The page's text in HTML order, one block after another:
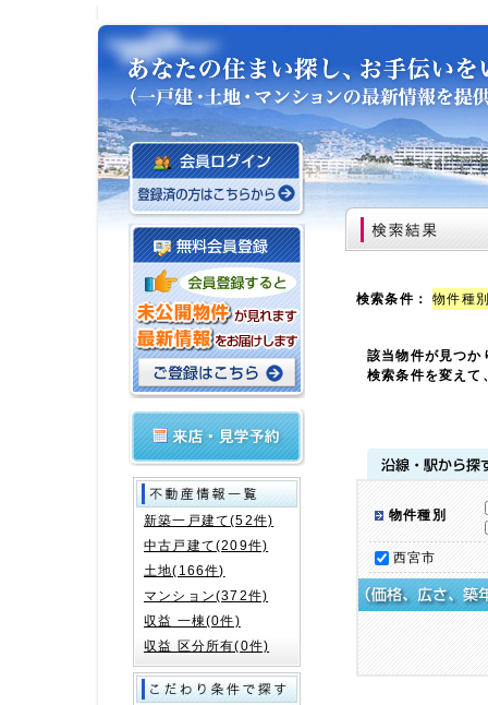
検索条件：物件種
該当物件が見つか
検索条件を変えて
物件種別
西宮市
新築一戸建て(52件)
中古戸建て(209件)
土地(166件)
マンション(372件)
収益 一棟(0件)
収益 区分所有(0件)